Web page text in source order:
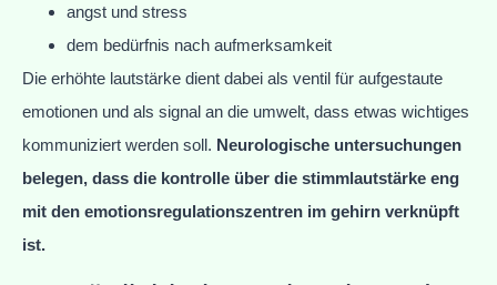
angst und stress
dem bedürfnis nach aufmerksamkeit
Die erhöhte lautstärke dient dabei als ventil für aufgestaute
emotionen und als signal an die umwelt, dass etwas wichtiges
kommuniziert werden soll. Neurologische untersuchungen
belegen, dass die kontrolle über die stimmlautstärke eng
mit den emotionsregulationszentren im gehirn verknüpft
ist.